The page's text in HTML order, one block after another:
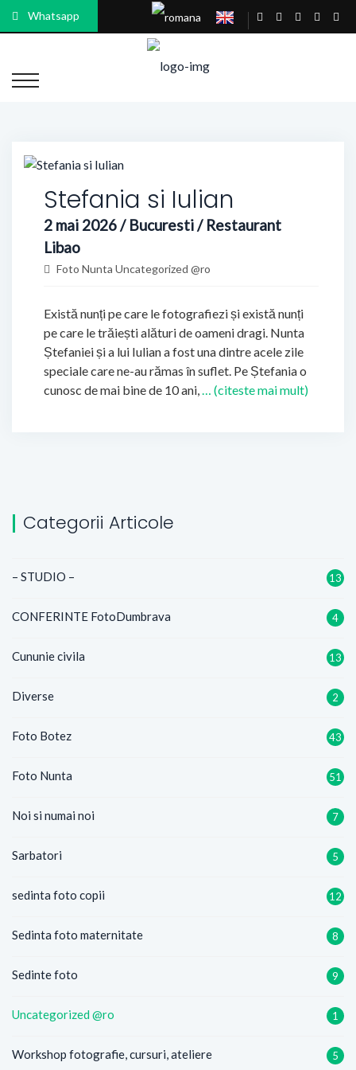
Whatsapp
Stefania si Iulian
2 mai 2026 / Bucuresti / Restaurant
Libao
Foto Nunta Uncategorized @ro
Există nunți pe care le fotografiezi și există nunți
pe care le trăiești alături de oameni dragi. Nunta
Ștefaniei și a lui Iulian a fost una dintre acele zile
speciale care ne-au rămas în suflet. Pe Ștefania o
cunosc de mai bine de 10 ani,… (citeste mai mult)
Categorii Articole
– STUDIO – 13
CONFERINTE FotoDumbrava 4
Cununie civila 13
Diverse 2
Foto Botez 43
Foto Nunta 51
Noi si numai noi 7
Sarbatori 5
sedinta foto copii 12
Sedinta foto maternitate 8
Sedinte foto 9
Uncategorized @ro 1
Workshop fotografie, cursuri, ateliere 5